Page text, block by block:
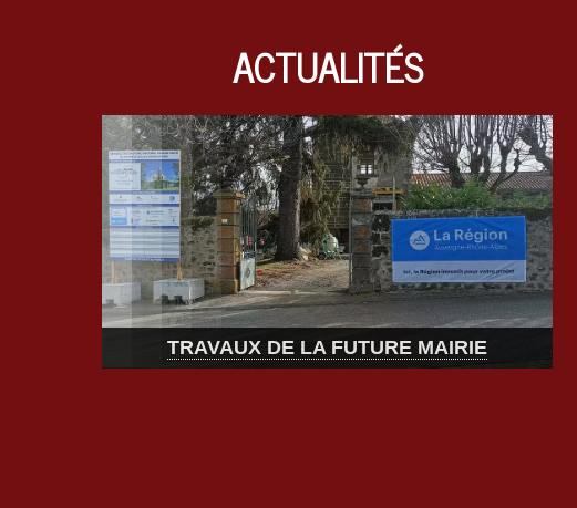
ACTUALITÉS
TELECHARGEZ ILLIWAP L'APPLICATION DE
LA COMMUNE